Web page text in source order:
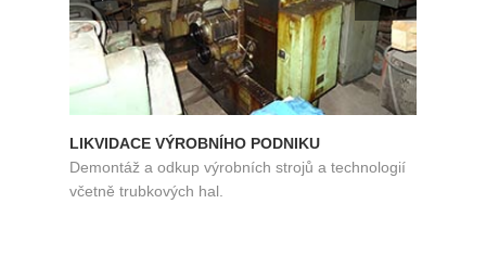
LIKVIDACE VÝROBNÍHO PODNIKU
Demontáž a odkup výrobních strojů a technologií
včetně trubkových hal.